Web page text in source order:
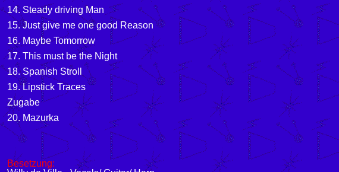
14. Steady driving Man
15. Just give me one good Reason
16. Maybe Tomorrow
17. This must be the Night
18. Spanish Stroll
19. Lipstick Traces
Zugabe
20. Mazurka
Besetzung: